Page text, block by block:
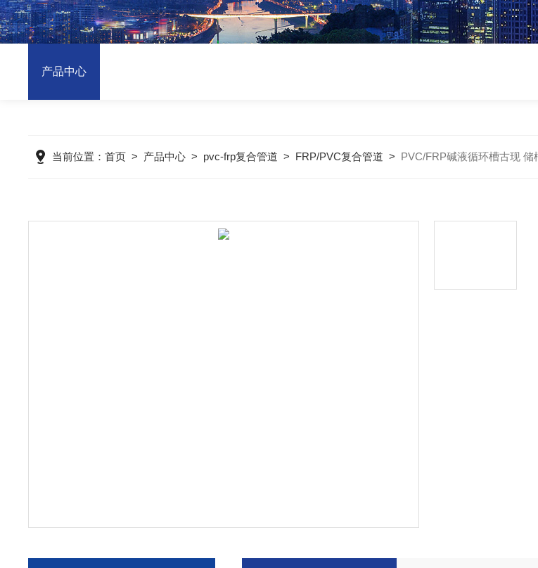
产品中心
当前位置：首页 > 产品中心 > pvc-frp复合管道 > FRP/PVC复合管道 > PVC/FRP碱液循环槽古现 储